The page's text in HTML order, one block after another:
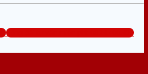
Tổng đài tư vấn miễn phí: 0824.400.400